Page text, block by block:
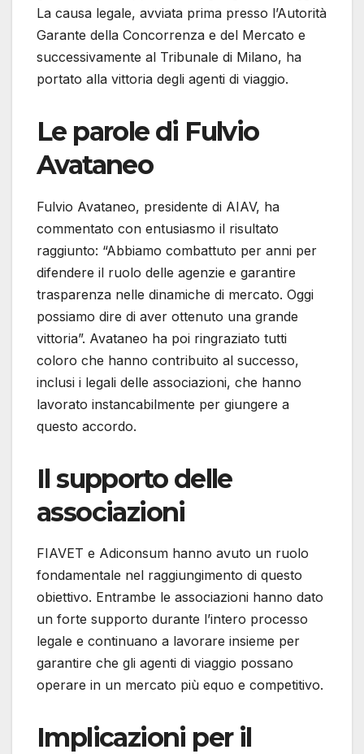
La causa legale, avviata prima presso l’Autorità
Garante della Concorrenza e del Mercato e
successivamente al Tribunale di Milano, ha
portato alla vittoria degli agenti di viaggio.
Le parole di Fulvio
Avataneo
Fulvio Avataneo, presidente di AIAV, ha
commentato con entusiasmo il risultato
raggiunto: “Abbiamo combattuto per anni per
difendere il ruolo delle agenzie e garantire
trasparenza nelle dinamiche di mercato. Oggi
possiamo dire di aver ottenuto una grande
vittoria”. Avataneo ha poi ringraziato tutti
coloro che hanno contribuito al successo,
inclusi i legali delle associazioni, che hanno
lavorato instancabilmente per giungere a
questo accordo.
Il supporto delle
associazioni
FIAVET e Adiconsum hanno avuto un ruolo
fondamentale nel raggiungimento di questo
obiettivo. Entrambe le associazioni hanno dato
un forte supporto durante l’intero processo
legale e continuano a lavorare insieme per
garantire che gli agenti di viaggio possano
operare in un mercato più equo e competitivo.
Implicazioni per il